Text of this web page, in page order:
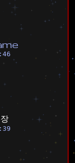
me
장